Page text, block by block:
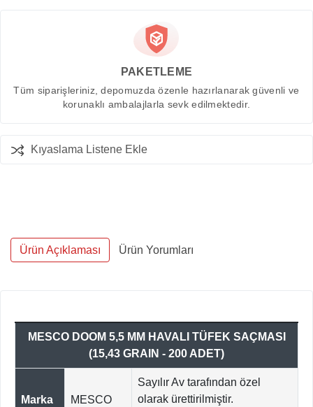
PAKETLEME
Tüm siparişleriniz, depomuzda özenle hazırlanarak güvenli ve
korunaklı ambalajlarla sevk edilmektedir.
Kıyaslama Listene Ekle
Ürün Açıklaması Ürün Yorumları
MESCO DOOM 5,5 MM HAVALI TÜFEK SAÇMASI
(15,43 GRAIN - 200 ADET)
Marka MESCO
Sayılır Av tarafından özel
olarak ürettirilmiştir.